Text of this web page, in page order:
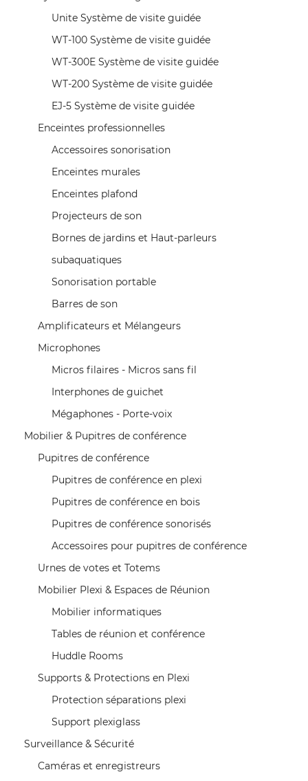
Unite Système de visite guidée
WT-100 Système de visite guidée
WT-300E Système de visite guidée
WT-200 Système de visite guidée
EJ-5 Système de visite guidée
Enceintes professionnelles
Accessoires sonorisation
Enceintes murales
Enceintes plafond
Projecteurs de son
Bornes de jardins et Haut-parleurs
subaquatiques
Sonorisation portable
Barres de son
Amplificateurs et Mélangeurs
Microphones
Micros filaires - Micros sans fil
Interphones de guichet
Mégaphones - Porte-voix
Mobilier & Pupitres de conférence
Pupitres de conférence
Pupitres de conférence en plexi
Pupitres de conférence en bois
Pupitres de conférence sonorisés
Accessoires pour pupitres de conférence
Urnes de votes et Totems
Mobilier Plexi & Espaces de Réunion
Mobilier informatiques
Tables de réunion et conférence
Huddle Rooms
Supports & Protections en Plexi
Protection séparations plexi
Support plexiglass
Surveillance & Sécurité
Caméras et enregistreurs